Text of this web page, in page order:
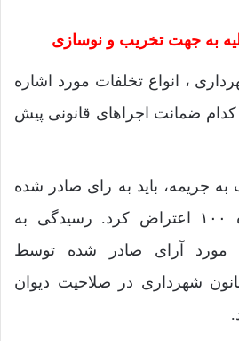
به جهت تخریب و نوسازی
قانون شهرداری ، انواع تخلفات مورد اشاره
ضمانت اجراهای قانونی پیش
به جریمه، باید به رای صادر شده
توسط کمیسیون ماده ۱۰۰ اعتراض کرد. رسیدگی به
مورد آرای صادر شده توسط
ماده ۱۰۰ قانون شهرداری در صلاحیت دیوان